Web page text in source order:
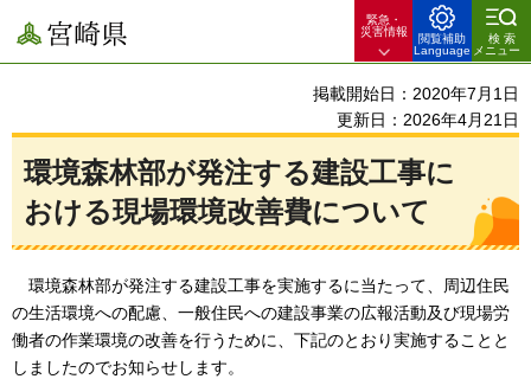
宮崎県
緊急・
災害情報
閲覧補助
Language
検索
メニュー
掲載開始日：2020年7月1日
更新日：2026年4月21日
環境森林部が発注する建設工事に
おける現場環境改善費について
環境森林部が発注する建設工事を実施するに当たって、周辺住民
の生活環境への配慮、一般住民への建設事業の広報活動及び現場労
働者の作業環境の改善を行うために、下記のとおり実施することと
しましたのでお知らせします。